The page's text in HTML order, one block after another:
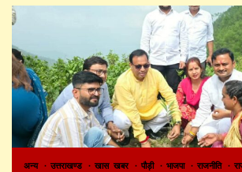
अन्य उत्तराखण्ड खास खबर पौड़ी भाजपा राजनीति